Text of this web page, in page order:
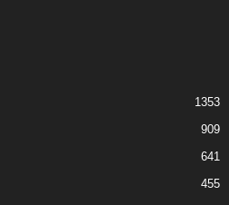
1353
909
641
455